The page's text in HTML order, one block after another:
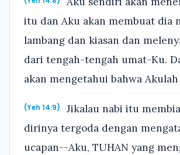
itu dan Aku akan membuat dia
lambang dan kiasan dan
dari tengah-tengah umat-Ku.
akan mengetahui bahwa Akulah
(Yeh 14:9)
Jikalau nabi itu
dirinya tergoda dengan
ucapan--Aku, TUHAN yang